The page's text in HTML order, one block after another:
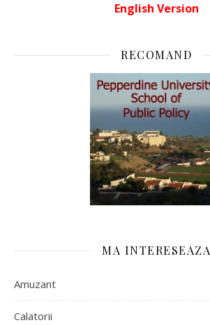
English Version
RECOMAND
MA INTERESEAZA
Amuzant
Calatorii